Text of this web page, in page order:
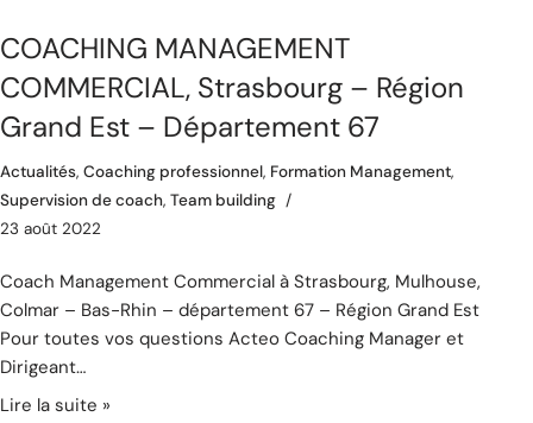
COACHING MANAGEMENT
COMMERCIAL, Strasbourg – Région
Grand Est – Département 67
Actualités, Coaching professionnel, Formation Management,
Supervision de coach, Team building
23 août 2022
Coach Management Commercial à Strasbourg, Mulhouse,
Colmar – Bas-Rhin – département 67 – Région Grand Est
Pour toutes vos questions Acteo Coaching Manager et
Dirigeant…
Lire la suite »